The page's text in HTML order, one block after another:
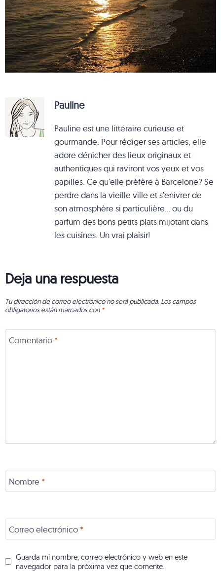
Pauline
Pauline est une littéraire curieuse et
gourmande. Pour rédiger ses articles, elle
adore dénicher des lieux originaux et
authentiques qui raviront vos yeux et vos
papilles. Ce qu'elle préfère à Barcelone? Se
perdre dans la vieille ville et s'enivrer de
son atmosphère si particulière... ou du
parfum des bons petits plats mijotant dans
les cuisines. Un vrai plaisir!
Deja una respuesta
Tu dirección de correo electrónico no será publicada. Los campos
obligatorios están marcados con *
Comentario *
Nombre *
Correo electrónico *
Guarda mi nombre, correo electrónico y web en este
navegador para la próxima vez que comente.